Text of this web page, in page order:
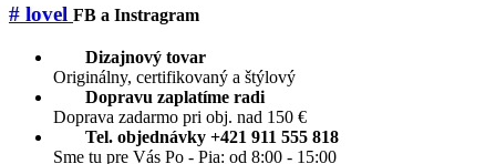
# lovel FB a Instragram
Dizajnový tovar
Originálny, certifikovaný a štýlový
Dopravu zaplatíme radi
Doprava zadarmo pri obj. nad 150 €
Tel. objednávky +421 911 555 818
Sme tu pre Vás Po - Pia: od 8:00 - 15:00